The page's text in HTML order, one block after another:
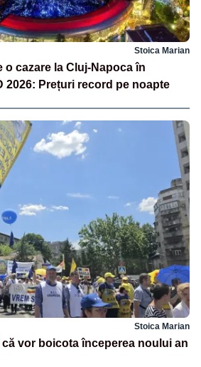
Stoica Marian
o cazare la Cluj-Napoca în
2026: Prețuri record pe noapte
Stoica Marian
vor boicota începerea noului an